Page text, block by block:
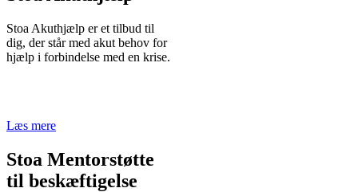
Stoa Akuthjælp er et tilbud til
dig, der står med akut behov for
hjælp i forbindelse med en krise.
Læs mere
Stoa Mentorstøtte
til beskæftigelse